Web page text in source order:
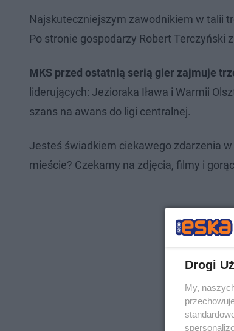
Najskuteczniejszym zawodnikiem w talii
Po stronie gospodarzy Robert Terczyński
MKS przed ostatnią serią gier zajmuje
liderujących: Jezioraka Iława i Warmii
szans na awans do ligi centralnej.
Jesteś świadkiem ciekawego zdarzenia
mieście? Czekamy na zdjęcia, filmy i
Drogi
My,